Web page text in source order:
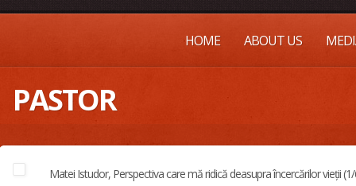
HOME ABOUT US
PASTOR
Matei Istudor, Perspectiva care mă ridică deasupra încercărilor vieții